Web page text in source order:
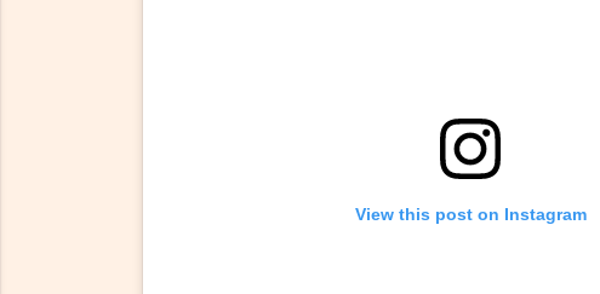
View this post on Instagram